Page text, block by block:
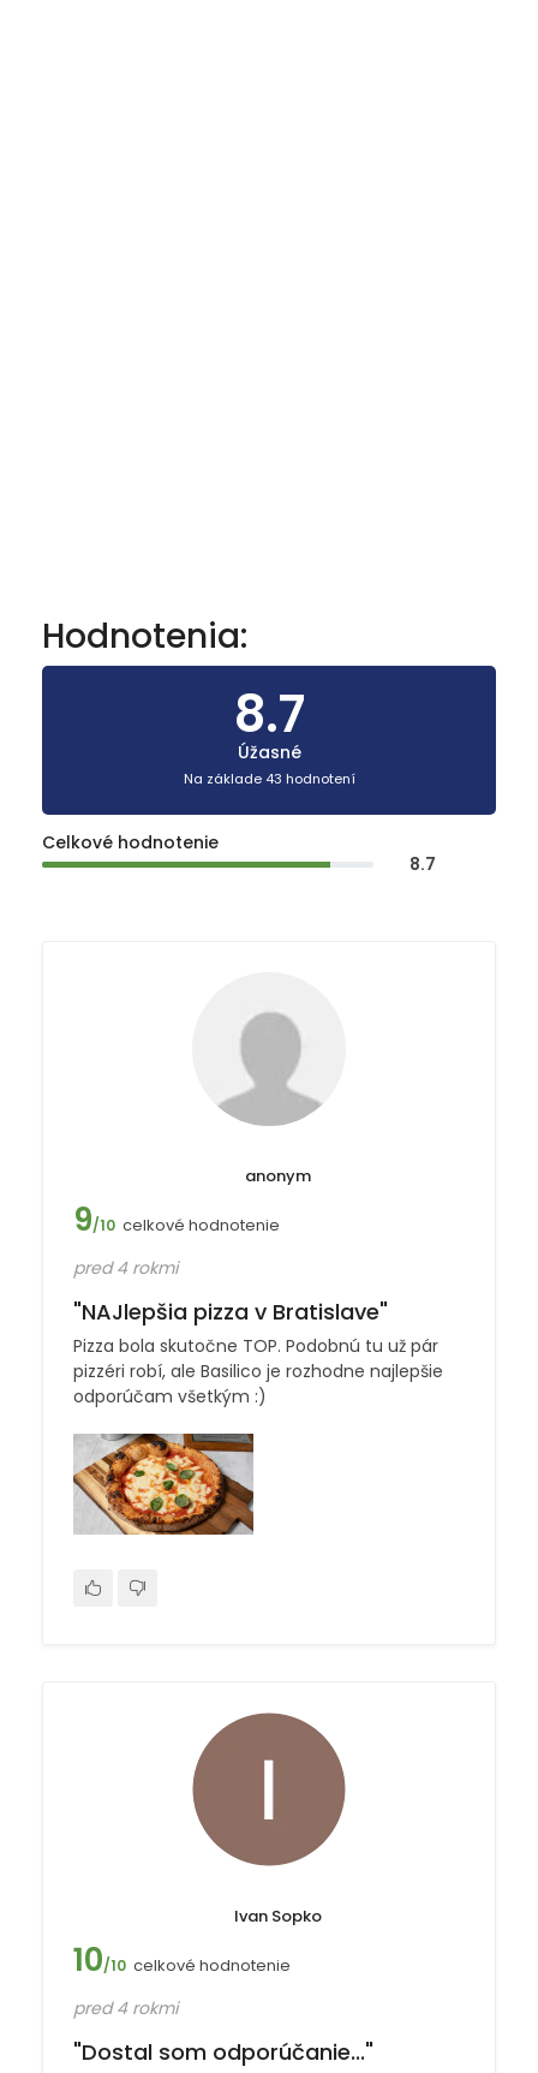
Hodnotenia:
8.7
Úžasné
Na základe 43 hodnotení
Celkové hodnotenie
8.7
anonym
9/10 celkové hodnotenie
pred 4 rokmi
"NAJlepšia pizza v Bratislave"
Pizza bola skutočne TOP. Podobnú tu už pár
pizzéri robí, ale Basilico je rozhodne najlepšie
odporúčam všetkým :)
Ivan Sopko
10/10 celkové hodnotenie
pred 4 rokmi
"Dostal som odporúčanie..."